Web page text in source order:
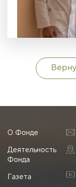
О Фонде
Деятельность
Фонда
Газета